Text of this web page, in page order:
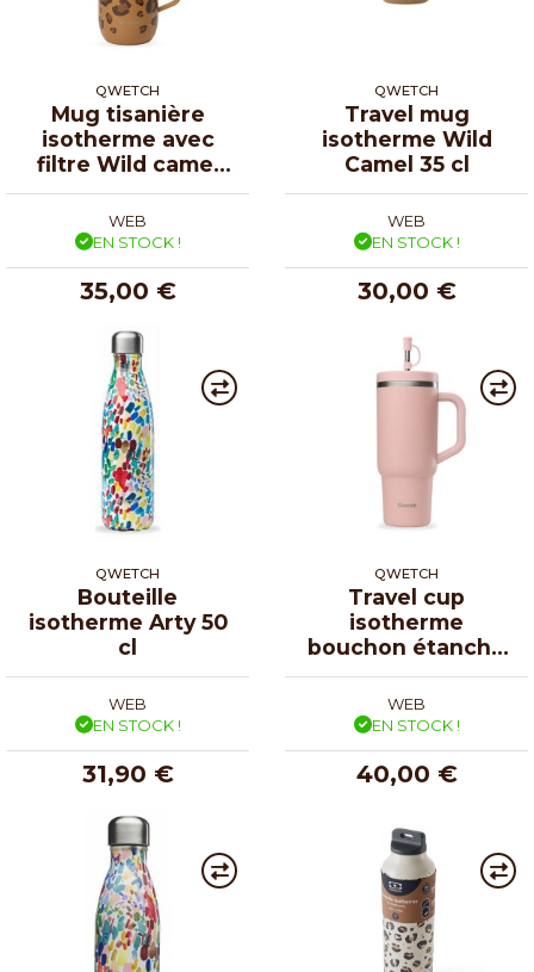
QWETCH
Mug tisanière
isotherme avec
filtre Wild camel
47 cl
WEB
EN STOCK !
35,00 €
QWETCH
Travel mug
isotherme Wild
Camel 35 cl
WEB
EN STOCK !
30,00 €
QWETCH
Bouteille
isotherme Arty 50
cl
WEB
EN STOCK !
31,90 €
QWETCH
Travel cup
isotherme
bouchon étanche
rose pastel 90 cl
WEB
EN STOCK !
40,00 €